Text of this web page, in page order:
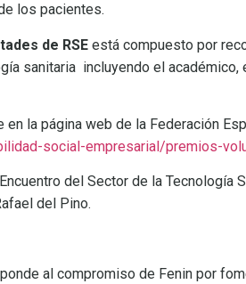
los pacientes.
de RSE está compuesto por
sanitaria incluyendo el académico,
la página web de la Federación
social-empresarial/premios-
del Sector de la Tecnología
del Pino.
al compromiso de Fenin por